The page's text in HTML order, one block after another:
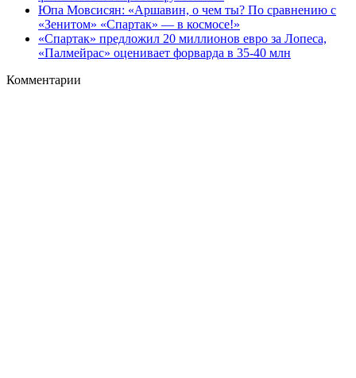
Юпа Мовсисян: «Аршавин, о чем ты? По сравнению с
«Зенитом» «Спартак» — в космосе!»
«Спартак» предложил 20 миллионов евро за Лопеса,
«Палмейрас» оценивает форварда в 35-40 млн
Комментарии